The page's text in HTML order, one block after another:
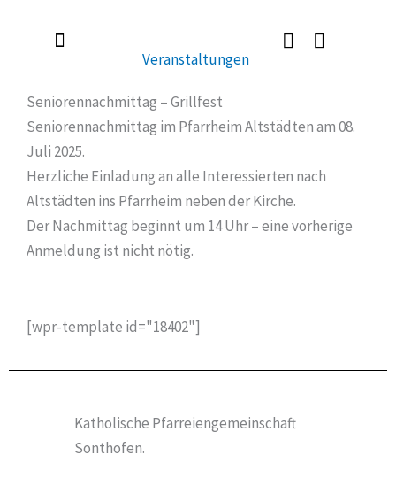
Veranstaltungen
Seniorennachmittag – Grillfest
Seniorennachmittag im Pfarrheim Altstädten am 08.
Juli 2025.
Herzliche Einladung an alle Interessierten nach
Altstädten ins Pfarrheim neben der Kirche.
Der Nachmittag beginnt um 14 Uhr – eine vorherige
Anmeldung ist nicht nötig.
[wpr-template id="18402"]
Katholische Pfarreiengemeinschaft
Sonthofen.